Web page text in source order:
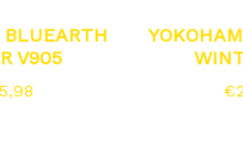
BLUEARTH
V905
€